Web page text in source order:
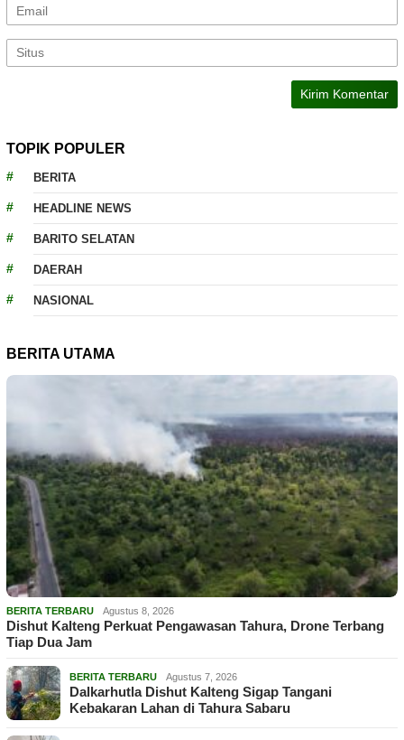
TOPIK POPULER
BERITA
HEADLINE NEWS
BARITO SELATAN
DAERAH
NASIONAL
BERITA UTAMA
BERITA TERBARU Agustus 8, 2026
Dishut Kalteng Perkuat Pengawasan Tahura, Drone Terbang
Tiap Dua Jam
BERITA TERBARU Agustus 7, 2026
Dalkarhutla Dishut Kalteng Sigap Tangani
Kebakaran Lahan di Tahura Sabaru